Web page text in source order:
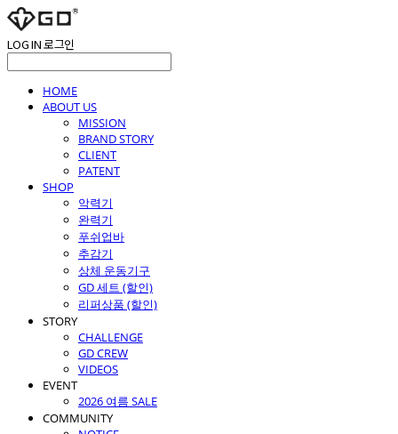
LOG IN로그인
HOME
ABOUT US
MISSION
BRAND STORY
CLIENT
PATENT
SHOP
악력기
완력기
푸쉬업바
추감기
상체 운동기구
GD 세트 (할인)
리퍼상품 (할인)
STORY
CHALLENGE
GD CREW
VIDEOS
EVENT
2026 여름 SALE
COMMUNITY